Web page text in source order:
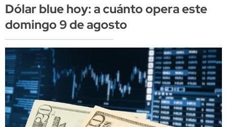
Dólar blue hoy: a cuánto opera este
domingo 9 de agosto